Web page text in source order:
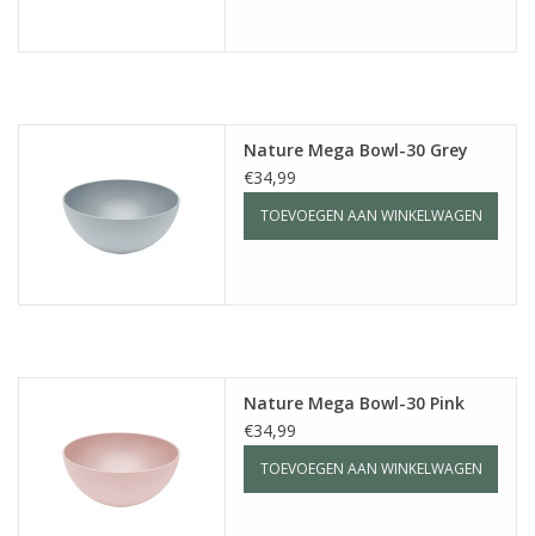
Nature Mega Bowl-30 Grey
€34,99
TOEVOEGEN AAN WINKELWAGEN
Nature Mega Bowl-30 Pink
€34,99
TOEVOEGEN AAN WINKELWAGEN